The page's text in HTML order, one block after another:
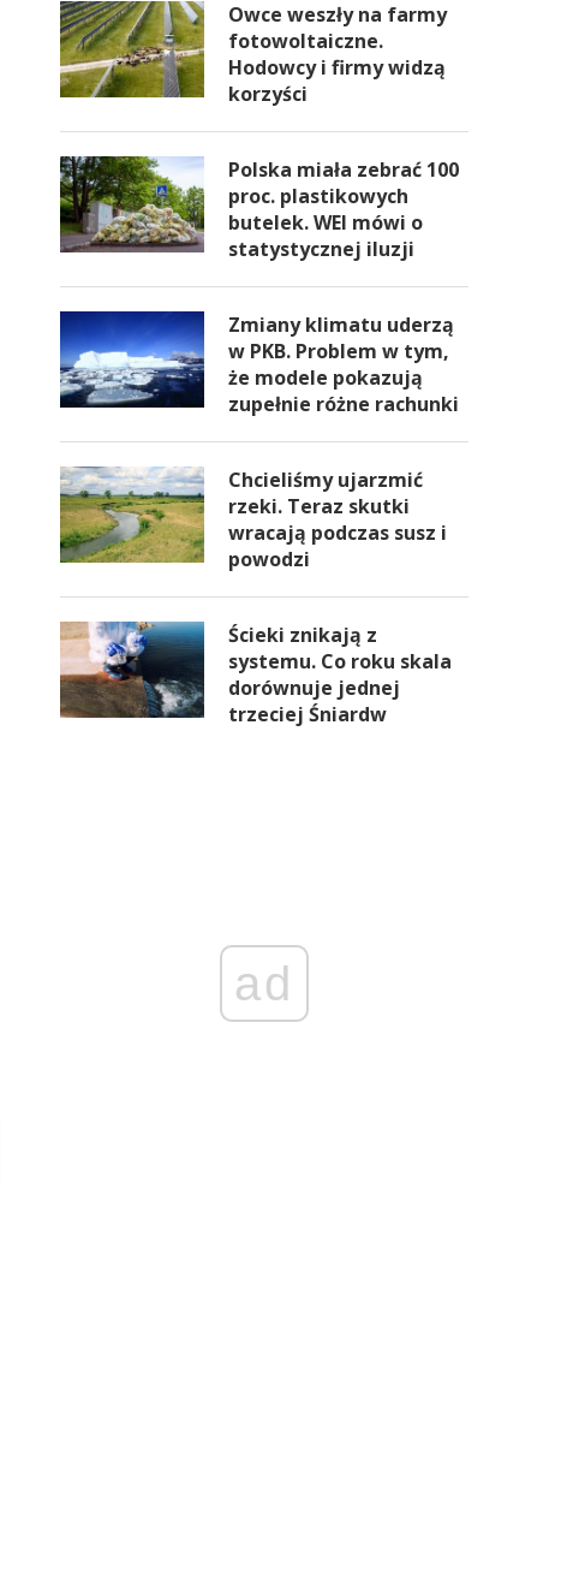
Owce weszły na farmy
fotowoltaiczne.
Hodowcy i firmy widzą
korzyści
Polska miała zebrać 100
proc. plastikowych
butelek. WEI mówi o
statystycznej iluzji
Zmiany klimatu uderzą
w PKB. Problem w tym,
że modele pokazują
zupełnie różne rachunki
Chcieliśmy ujarzmić
rzeki. Teraz skutki
wracają podczas susz i
powodzi
Ścieki znikają z
systemu. Co roku skala
dorównuje jednej
trzeciej Śniardw
ad